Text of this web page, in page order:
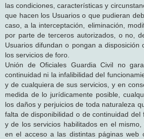
las condiciones, características y
que hacen los Usuarios o que pudieran
caso, a la interceptación, eliminación,
por parte de terceros autorizados, o no,
Usuarios difundan o pongan a disposición
los servicios de foro.
Unión de Oficiales Guardia Civil no
continuidad ni la infalibilidad del
y de cualquiera de sus servicios, y en
medida de lo jurídicamente posible,
los daños y perjuicios de toda naturaleza
falta de disponibilidad o de continuidad del
y de los servicios habilitados en el
en el acceso a las distintas páginas web